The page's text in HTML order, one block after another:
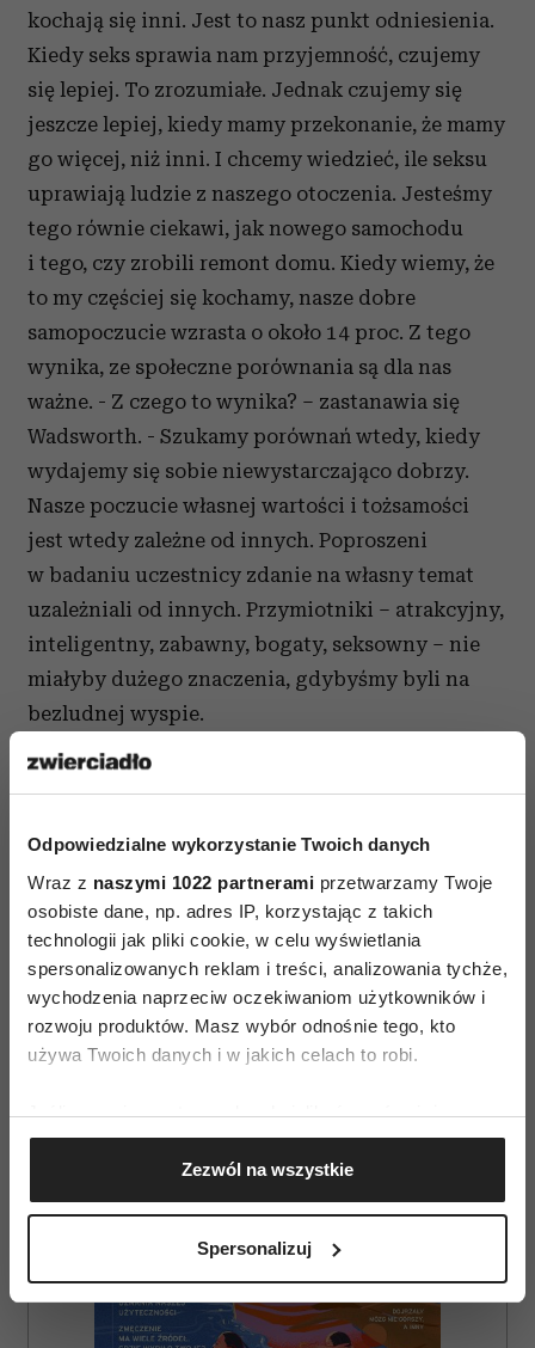
Odpowiedzialne wykorzystanie Twoich danych
Wraz z naszymi 1022 partnerami przetwarzamy Twoje
osobiste dane, np. adres IP, korzystając z takich
technologii jak pliki cookie, w celu wyświetlania
spersonalizowanych reklam i treści, analizowania tychże,
wychodzenia naprzeciw oczekiwaniom użytkowników i
rozwoju produktów. Masz wybór odnośnie tego, kto
używa Twoich danych i w jakich celach to robi.
Jeśli wyrazisz na to zgodę, chcielibyśmy również:
Gromadzić dane dotyczące Twojej lokalizacji
geograficznej z dokładnością nawet do kilku metrów
Identyfikować Twoje urządzenie, aktywnie
(fingerprinting, czyli wirtualny odcisk palca)
dane są przetwarzane oraz ustaw własne preferencje w
Zezwól na wszystkie
Spersonalizuj
kochają się inni. Jest to nasz punkt odniesienia.
Kiedy seks sprawia nam przyjemność, czujemy
się lepiej. To zrozumiałe. Jednak czujemy się
jeszcze lepiej, kiedy mamy przekonanie, że mamy
go więcej, niż inni. I chcemy wiedzieć, ile seksu
uprawiają ludzie z naszego otoczenia. Jesteśmy
tego równie ciekawi, jak nowego samochodu
i tego, czy zrobili remont domu. Kiedy wiemy, że
to my częściej się kochamy, nasze dobre
samopoczucie wzrasta o około 14 proc. Z tego
wynika, ze społeczne porównania są dla nas
ważne. - Z czego to wynika? – zastanawia się
Wadsworth. - Szukamy porównań wtedy, kiedy
wydajemy się sobie niewystarczająco dobrzy.
Nasze poczucie własnej wartości i tożsamości
jest wtedy zależne od innych. Poproszeni
w badaniu uczestnicy zdanie na własny temat
uzależniali od innych. Przymiotniki – atrakcyjny,
inteligentny, zabawny, bogaty, seksowny – nie
miałyby dużego znaczenia, gdybyśmy byli na
bezludnej wyspie.
źródło:Social Indicators Research
MIŁOŚĆ